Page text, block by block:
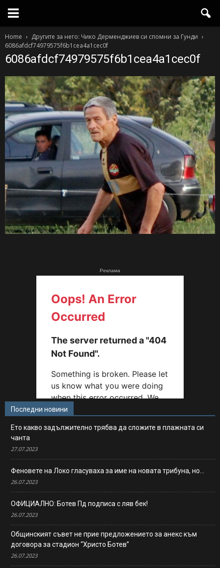
Home
Другите за него: Чико Дерменджиев си спомни за Гунди
6086afdcf74979575f6b1cea4a1cec0f
6086afdcf74979575f6b1cea4a1cec0f
Реклама
Последни новини
Ето какво задължително трябва да сложите в плажната си
чанта
27.07.2023
Феновете на Локо гласуваха за име на новата трибуна, но…
26.07.2023
ОФИЦИАЛНО: Ботев Пд подписа с ляв бек!
26.07.2023
Общинският съвет не прие предложението за анекс към
договора за стадион “Христо Ботев”
26.07.2023